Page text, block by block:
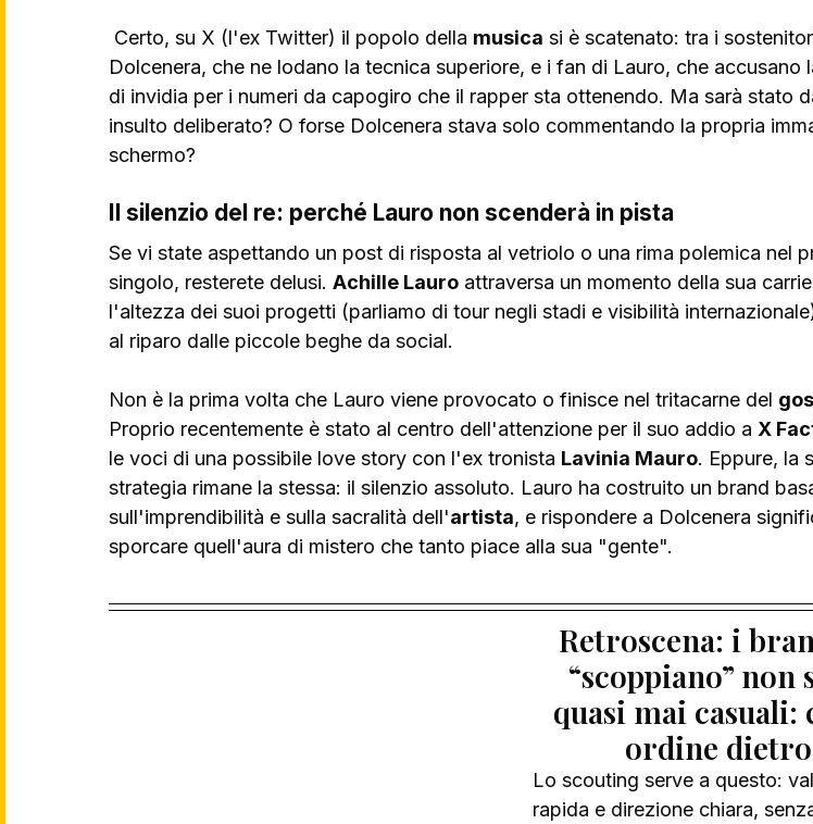
Certo, su X (l'ex Twitter) il popolo della musica si è scatenato: tra i
Dolcenera, che ne lodano la tecnica superiore, e i fan di Lauro, che accusano
di invidia per i numeri da capogiro che il rapper sta ottenendo. Ma sarà stato
insulto deliberato? O forse Dolcenera stava solo commentando la propria
schermo?
Il silenzio del re: perché Lauro non scenderà in pista
Se vi state aspettando un post di risposta al vetriolo o una rima polemica nel
singolo, resterete delusi. Achille Lauro attraversa un momento della sua
l'altezza dei suoi progetti (parliamo di tour negli stadi e visibilità
al riparo dalle piccole beghe da social.
Non è la prima volta che Lauro viene provocato o finisce nel tritacarne del
Proprio recentemente è stato al centro dell'attenzione per il suo addio a X
le voci di una possibile love story con l'ex tronista Lavinia Mauro. Eppure, la
strategia rimane la stessa: il silenzio assoluto. Lauro ha costruito un brand
sull'imprendibilità e sulla sacralità dell'artista, e rispondere a Dolcenera
sporcare quell'aura di mistero che tanto piace alla sua "gente".
Retroscena: i
“scoppiano” non
quasi mai casuali:
ordine
Lo scouting serve a questo:
rapida e direzione chiara,